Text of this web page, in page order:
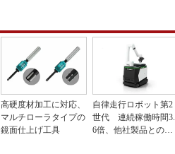
高硬度材加工に対応、
マルチローラタイプの
鏡面仕上げ工具
自律走行ロボット第2
世代 連続稼働時間3.
6倍、他社製品との連